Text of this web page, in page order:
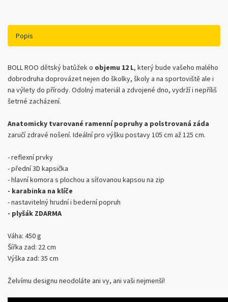
Popis
BOLL ROO dětský batůžek o objemu 12 L, který bude vašeho malého
dobrodruha doprovázet nejen do školky, školy a na sportoviště ale i
na výlety do přírody. Odolný materiál a zdvojené dno, vydrží i nepříliš
šetrné zacházení.
Anatomicky tvarované ramenní popruhy a polstrovaná záda
zaručí zdravé nošení. Ideální pro výšku postavy 105 cm až 125 cm.
- reflexní prvky
- přední 3D kapsička
- hlavní komora s plochou a síťovanou kapsou na zip
- karabinka na klíče
- nastavitelný hrudní i bederní popruh
- plyšák ZDARMA
Váha: 450 g
Šířka zad: 22 cm
Výška zad: 35 cm
Želvímu designu neodoláte ani vy, ani vaši nejmenší!